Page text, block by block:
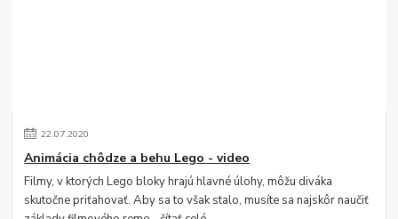
22.07.2020
Animácia chôdze a behu Lego - video
Filmy, v ktorých Lego bloky hrajú hlavné úlohy, môžu diváka
skutočne priťahovať. Aby sa to však stalo, musíte sa najskôr naučiť